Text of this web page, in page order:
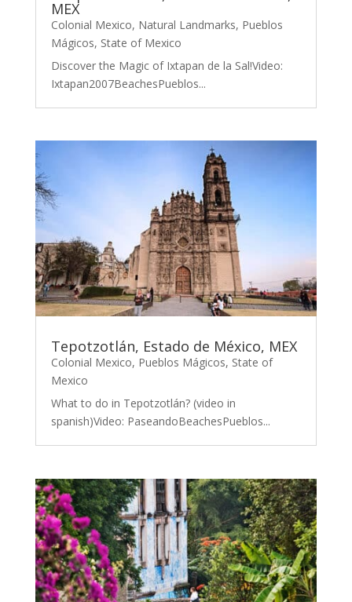
MEX
Colonial Mexico, Natural Landmarks, Pueblos
Mágicos, State of Mexico
Discover the Magic of Ixtapan de la Sal!Video:
Ixtapan2007BeachesPueblos...
Tepotzotlán, Estado de México, MEX
Colonial Mexico, Pueblos Mágicos, State of
Mexico
What to do in Tepotzotlán? (video in
spanish)Video: PaseandoBeachesPueblos...